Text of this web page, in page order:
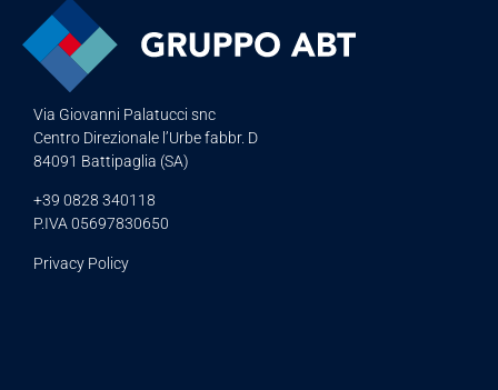
Via Giovanni Palatucci snc
Centro Direzionale l’Urbe fabbr. D
84091 Battipaglia (SA)
+39 0828 340118
P.IVA 05697830650
Privacy Policy